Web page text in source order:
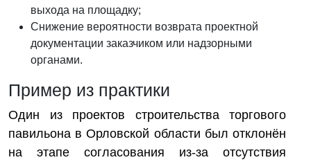
выхода на площадку;
Снижение вероятности возврата проектной
документации заказчиком или надзорными
органами.
Пример из практики
Один из проектов строительства торгового
павильона в Орловской области был отклонён
на этапе согласования из-за отсутствия